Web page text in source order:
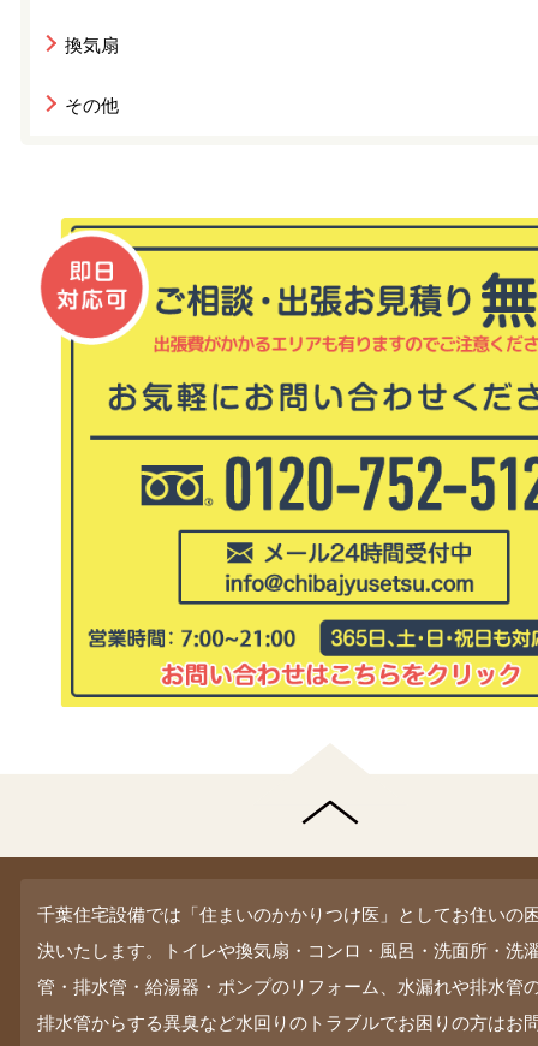
換気扇
その他
千葉住宅設備では「住まいのかかりつけ医」としてお住いの
決いたします。トイレや換気扇・コンロ・風呂・洗面所・洗
管・排水管・給湯器・ポンプのリフォーム、水漏れや排水管
排水管からする異臭など水回りのトラブルでお困りの方はお